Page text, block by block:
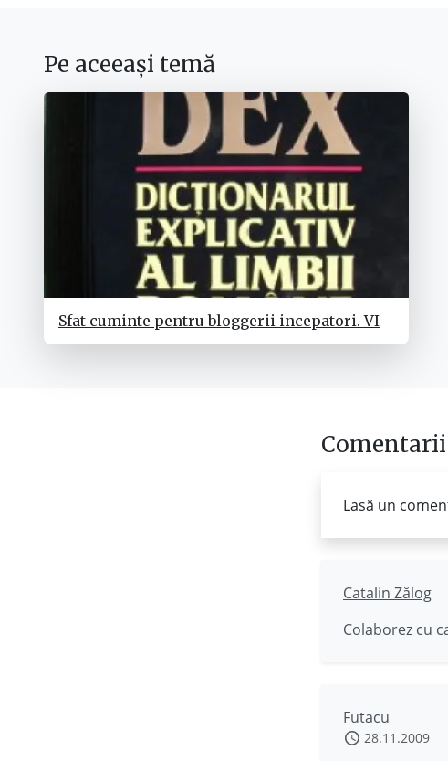
Pe aceeași temă
Sfat cuminte pentru bloggerii incepatori. VI
Comentarii
Lasă un
Catalin Zălog
Colaborez cu
Futacu
28.11.2009